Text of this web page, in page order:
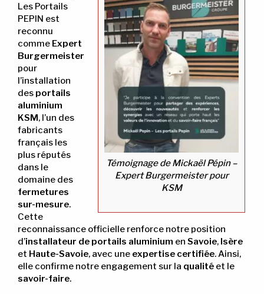
Témoignage de Mickaël Pépin –
Expert Burgermeister pour
KSM
Les Portails
PEPIN est
reconnu
comme Expert
Burgermeister
pour
l’installation
des portails
aluminium
KSM, l’un des
fabricants
français les
plus réputés
dans le
domaine des
fermetures
sur-mesure.
Cette
reconnaissance officielle renforce notre position
d’installateur de portails aluminium en Savoie, Isère
et Haute-Savoie, avec une expertise certifiée. Ainsi,
elle confirme notre engagement sur la qualité et le
savoir-faire.